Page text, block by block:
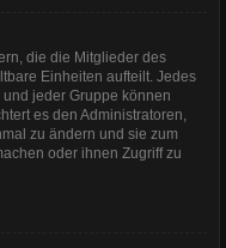
die die Mitglieder des
Einheiten aufteilt. Jedes
jeder Gruppe können
es den Administratoren,
zu ändern und sie zum
oder ihnen Zugriff zu